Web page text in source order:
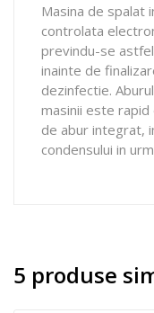
Masina de spalat
controlata
previndu-se
inainte de
dezinfectie.
masinii este
de abur integrat,
condensului in
5 produse